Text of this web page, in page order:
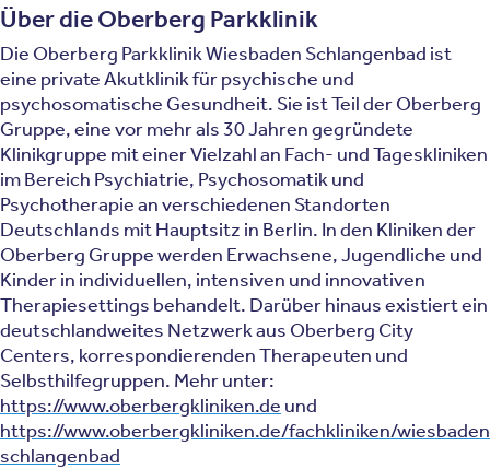
Über die Oberberg Parkklinik
Die Oberberg Parkklinik Wiesbaden Schlangenbad ist
eine private Akutklinik für psychische und
psychosomatische Gesundheit. Sie ist Teil der Oberberg
Gruppe, eine vor mehr als 30 Jahren gegründete
Klinikgruppe mit einer Vielzahl an Fach- und Tageskliniken
im Bereich Psychiatrie, Psychosomatik und
Psychotherapie an verschiedenen Standorten
Deutschlands mit Hauptsitz in Berlin. In den Kliniken der
Oberberg Gruppe werden Erwachsene, Jugendliche und
Kinder in individuellen, intensiven und innovativen
Therapiesettings behandelt. Darüber hinaus existiert ein
deutschlandweites Netzwerk aus Oberberg City
Centers, korrespondierenden Therapeuten und
Selbsthilfegruppen. Mehr unter:
https://www.oberbergkliniken.de und
https://www.oberbergkliniken.de/fachkliniken/
schlangenbad